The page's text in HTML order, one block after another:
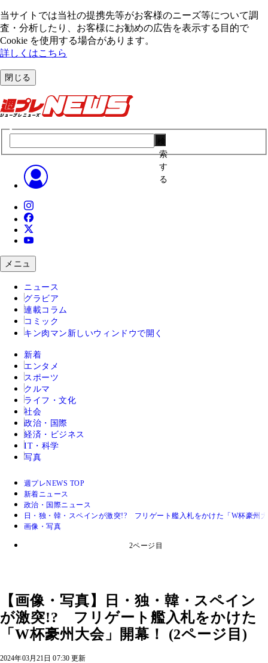
当サイトでは当社の提携先等がお客様のニーズ等について調
査・分析したり、お客様にお勧めの広告を表⽰する⽬的で
Cookie を使⽤する場合があります。
詳しくはこちら
閉じる
索
す
る
メニュ
ニュース
グラビア
連載コラム
コミック
キン肉マン 新しいウィンドウで開く
新着
エンタメ
スポーツ
クルマ
ライフ・文化
社会
政治・国際
経済・ビジネス
IT・科学
写真
週プレNEWS TOP
新着ニュース
政治・国際ニュース
日・独・韓・スペインが激突!? フリゲート艦入札をかけた「W杯豪州
画像・写真
2ページ目
【画像・写真】日・独・韓・スペイン
が激突!? フリゲート艦入札をかけた
「W杯豪州大会」開幕！ (2ページ目)
2024年03月21日 07:30 更新